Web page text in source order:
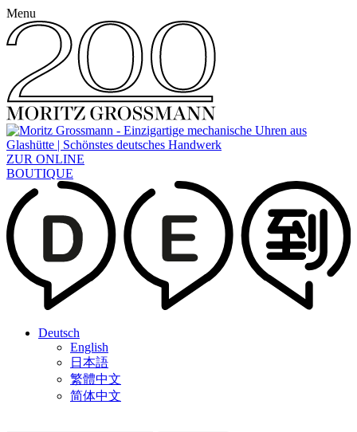
Menu
ZUR ONLINE
BOUTIQUE
Deutsch
English
日本語
繁體中文
简体中文